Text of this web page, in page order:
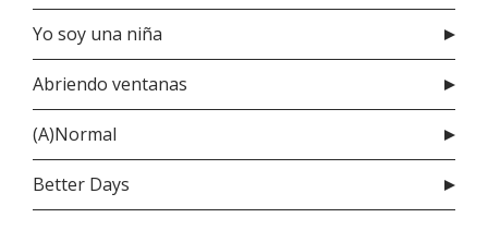
Yo soy una niña
Abriendo ventanas
(A)Normal
Better Days